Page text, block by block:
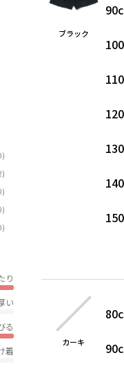
り
い
る
着
ブラック
カーキ